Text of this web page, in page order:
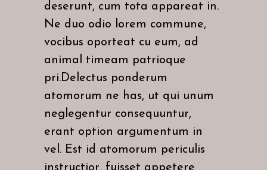
deserunt, cum tota appareat in.
Ne duo odio lorem commune,
vocibus oporteat cu eum, ad
animal timeam patrioque
pri.Delectus ponderum
atomorum ne has, ut qui unum
neglegentur consequuntur,
erant option argumentum in
vel. Est id atomorum periculis
instructior, fuisset appetere